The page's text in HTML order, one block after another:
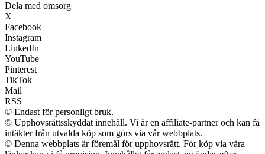
Dela med omsorg
X
Facebook
Instagram
LinkedIn
YouTube
Pinterest
TikTok
Mail
RSS
© Endast för personligt bruk.
© Upphovsrättsskyddat innehåll. Vi är en affiliate-partner och kan få
intäkter från utvalda köp som görs via vår webbplats.
© Denna webbplats är föremål för upphovsrätt. För köp via våra